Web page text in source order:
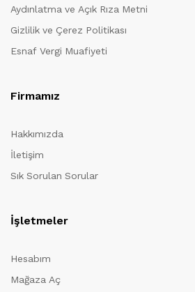
Aydınlatma ve Açık Rıza Metni
Gizlilik ve Çerez Politikası
Esnaf Vergi Muafiyeti
Firmamız
Hakkımızda
İletişim
Sık Sorulan Sorular
İşletmeler
Hesabım
Mağaza Aç